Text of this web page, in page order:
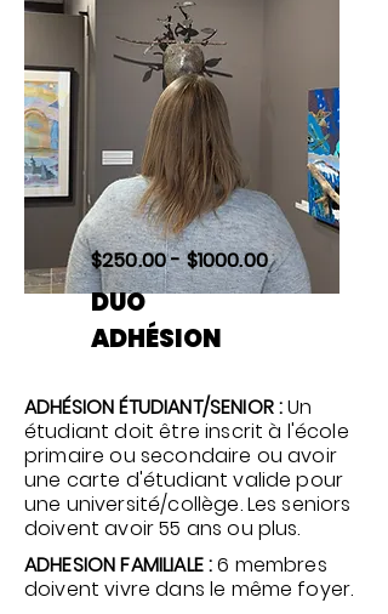
$250.00 - $1000.00
DUO
ADHÉSION
ADHÉSION ÉTUDIANT/SENIOR :Un
étudiant doit être inscrit à l'école
primaire ou secondaire ou avoir
une carte d'étudiant valide pour
une université/collège. Les seniors
doivent avoir 55 ans ou plus.
ADHESION FAMILIALE :6 membres
doivent vivre dans le même foyer.